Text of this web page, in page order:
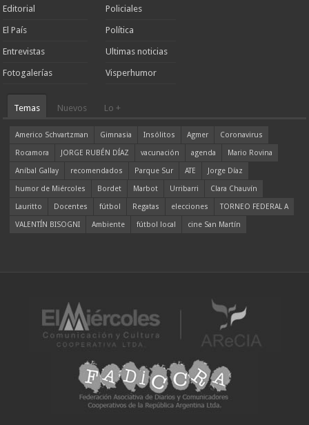
Editorial
El País
Entrevistas
Fotogalerías
Policiales
Política
Ultimas noticias
Visperhumor
Temas Nuevos Lo +
Americo Schvartzman Gimnasia Insólitos Agmer
Coronavirus
Rocamora
JORGE RUBÉN DÍAZ vacunación agenda
Mario Rovina
Aníbal Gallay
recomendados Parque Sur ATE
Jorge Díaz
humor de Miércoles
Bordet Marbot Urribarri
Clara Chauvín
Lauritto
Docentes fútbol Regatas elecciones
TORNEO FEDERAL A
VALENTÍN BISOGNI
Ambiente fútbol local cine San Martín